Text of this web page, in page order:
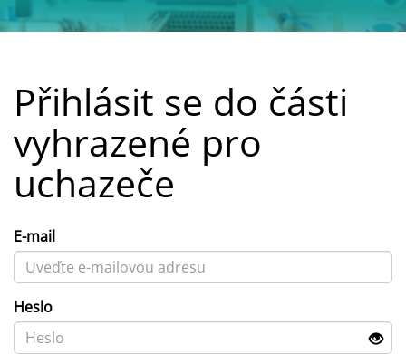
Přihlásit se do části
vyhrazené pro
uchazeče
E-mail
Heslo